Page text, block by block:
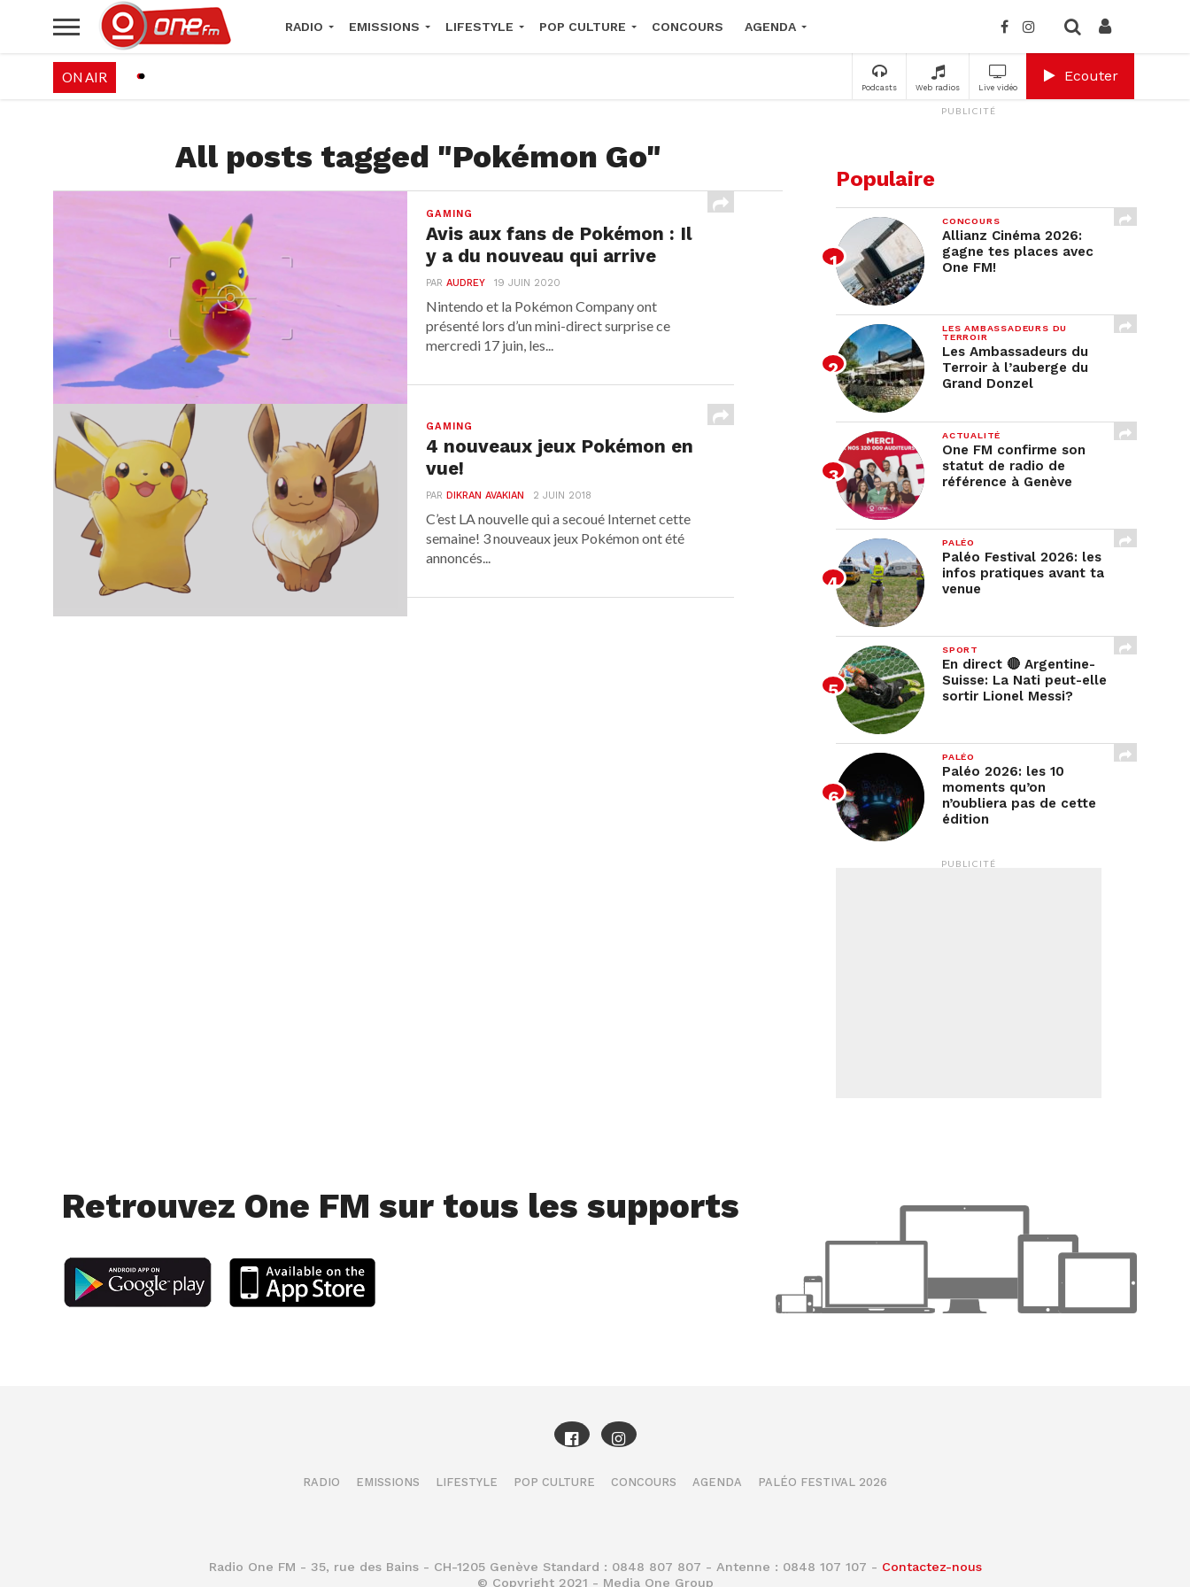
RADIO EMISSIONS LIFESTYLE POP CULTURE CONCOURS AGENDA
Podcasts Web radios Live vidéo
Ecouter
ON AIR
All posts tagged "Pokémon Go"
GAMING
Avis aux fans de Pokémon : Il
y a du nouveau qui arrive
PARAUDREY 19 JUIN 2020
Nintendo et la Pokémon Company ont
présenté lors d’un mini-direct surprise ce
mercredi 17 juin, les...
GAMING
4 nouveaux jeux Pokémon en
vue!
PARDIKRAN AVAKIAN 2 JUIN 2018
C’est LA nouvelle qui a secoué Internet cette
semaine! 3 nouveaux jeux Pokémon ont été
annoncés...
PUBLICITÉ
Populaire
CONCOURS
Allianz Cinéma 2026:
gagne tes places avec
One FM!
LES AMBASSADEURS DU
TERROIR
Les Ambassadeurs du
Terroir à l’auberge du
Grand Donzel
ACTUALITÉ
One FM confirme son
statut de radio de
référence à Genève
PALÉO
Paléo Festival 2026: les
infos pratiques avant ta
venue
SPORT
En direct 🔴 Argentine-
Suisse: La Nati peut-elle
sortir Lionel Messi?
PALÉO
Paléo 2026: les 10
moments qu’on
n’oubliera pas de cette
édition
PUBLICITÉ
Retrouvez One FM sur tous les supports
RADIO EMISSIONS LIFESTYLE POP CULTURE CONCOURS AGENDA PALÉO FESTIVAL 2026
Radio One FM - 35, rue des Bains - CH-1205 Genève Standard : 0848 807 807 - Antenne : 0848 107 107 - Contactez-nous
© Copyright 2021 - Media One Group